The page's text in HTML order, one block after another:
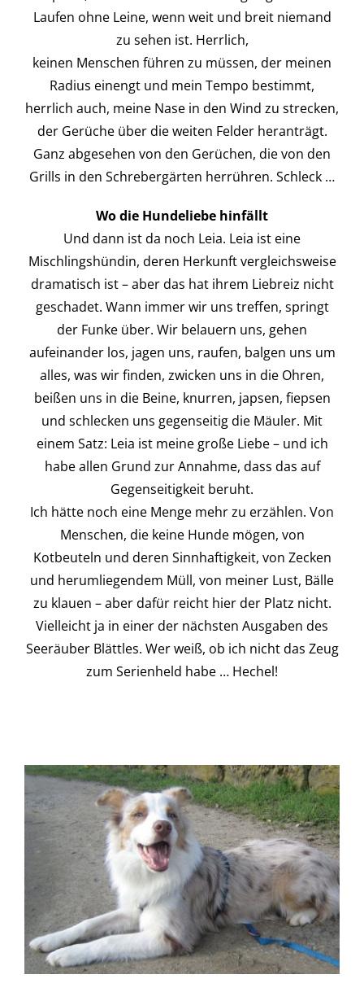
Laufen ohne Leine, wenn weit und breit niemand
zu sehen ist. Herrlich,
keinen Menschen führen zu müssen, der meinen
Radius einengt und mein Tempo bestimmt,
herrlich auch, meine Nase in den Wind zu strecken,
der Gerüche über die weiten Felder heranträgt.
Ganz abgesehen von den Gerüchen, die von den
Grills in den Schrebergärten herrühren. Schleck …
Wo die Hundeliebe hinfällt
Und dann ist da noch Leia. Leia ist eine
Mischlingshündin, deren Herkunft vergleichsweise
dramatisch ist – aber das hat ihrem Liebreiz nicht
geschadet. Wann immer wir uns treffen, springt
der Funke über. Wir belauern uns, gehen
aufeinander los, jagen uns, raufen, balgen uns um
alles, was wir finden, zwicken uns in die Ohren,
beißen uns in die Beine, knurren, japsen, fiepsen
und schlecken uns gegenseitig die Mäuler. Mit
einem Satz: Leia ist meine große Liebe – und ich
habe allen Grund zur Annahme, dass das auf
Gegenseitigkeit beruht.
Ich hätte noch eine Menge mehr zu erzählen. Von
Menschen, die keine Hunde mögen, von
Kotbeuteln und deren Sinnhaftigkeit, von Zecken
und herumliegendem Müll, von meiner Lust, Bälle
zu klauen – aber dafür reicht hier der Platz nicht.
Vielleicht ja in einer der nächsten Ausgaben des
Seeräuber Blättles. Wer weiß, ob ich nicht das Zeug
zum Serienheld habe … Hechel!